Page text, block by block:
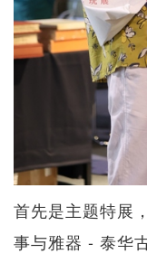
首先是主题特展
事与雅器 - 泰华